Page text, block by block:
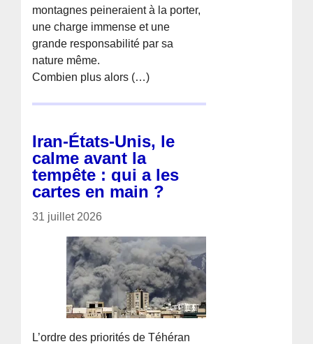
montagnes peineraient à la porter,
une charge immense et une
grande responsabilité par sa
nature même.
Combien plus alors (…)
Iran-États-Unis, le
calme avant la
tempête : qui a les
cartes en main ?
31 juillet 2026
L’ordre des priorités de Téhéran